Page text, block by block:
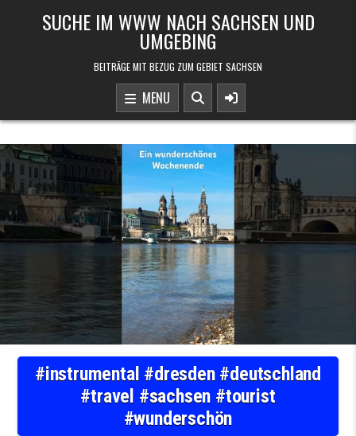
SUCHE IM WWW NACH SACHSEN UND
UMGEBING
BEITRÄGE MIT BEZUG ZUM GEBIET SACHSEN
MENU
#instrumental #dresden #deutschland
#travel #sachsen #tourist
#wunderschön